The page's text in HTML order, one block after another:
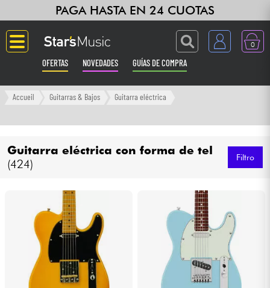
PAGA HASTA EN 24 CUOTAS
0
OFERTAS NOVEDADES GUÍAS DE COMPRA
Langue
Ampli & Efectos
Sintetizadores & samplers
Grabación
Auriculares
Accueil Guitarras & Bajos Guitarra eléctrica
Guitarra eléctrica con forma de tel
(424)
Filtro